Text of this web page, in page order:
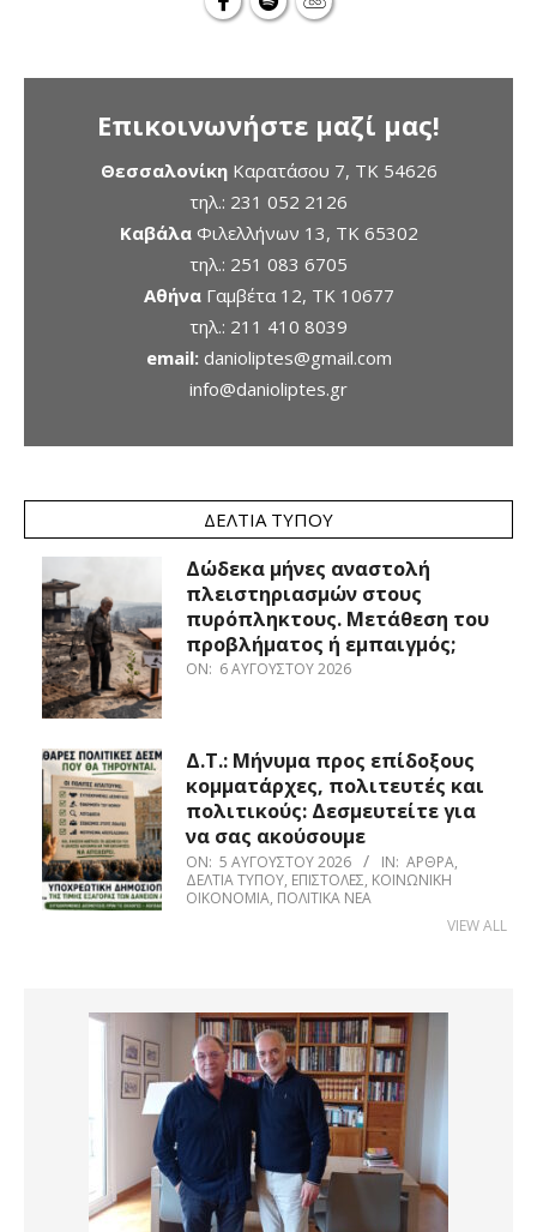
Επικοινωνήστε μαζί μας!
ΘεσσαλονίκηΚαρατάσου 7, TK 54626
τηλ.: 231 052 2126
ΚαβάλαΦιλελλήνων 13, ΤΚ 65302
τηλ.: 251 083 6705
ΑθήναΓαμβέτα 12, ΤΚ 10677
τηλ.: 211 410 8039
email: danioliptes@gmail.com
info@danioliptes.gr
ΔΕΛΤΊΑ ΤΎΠΟΥ
Δώδεκα μήνες αναστολή
πλειστηριασμών στους
πυρόπληκτους. Μετάθεση του
προβλήματος ή εμπαιγμός;
ON: 6 ΑΥΓΟΎΣΤΟΥ 2026
Δ.Τ.: Μήνυμα προς επίδοξους
κομματάρχες, πολιτευτές και
πολιτικούς: Δεσμευτείτε για
να σας ακούσουμε
ON: 5 ΑΥΓΟΎΣΤΟΥ 2026 IN: ΆΡΘΡΑ,
ΔΕΛΤΊΑ ΤΎΠΟΥ, ΕΠΙΣΤΟΛΈΣ, ΚΟΙΝΩΝΙΚΉ
ΟΙΚΟΝΟΜΊΑ, ΠΟΛΙΤΙΚΆ ΝΈΑ
VIEW ALL